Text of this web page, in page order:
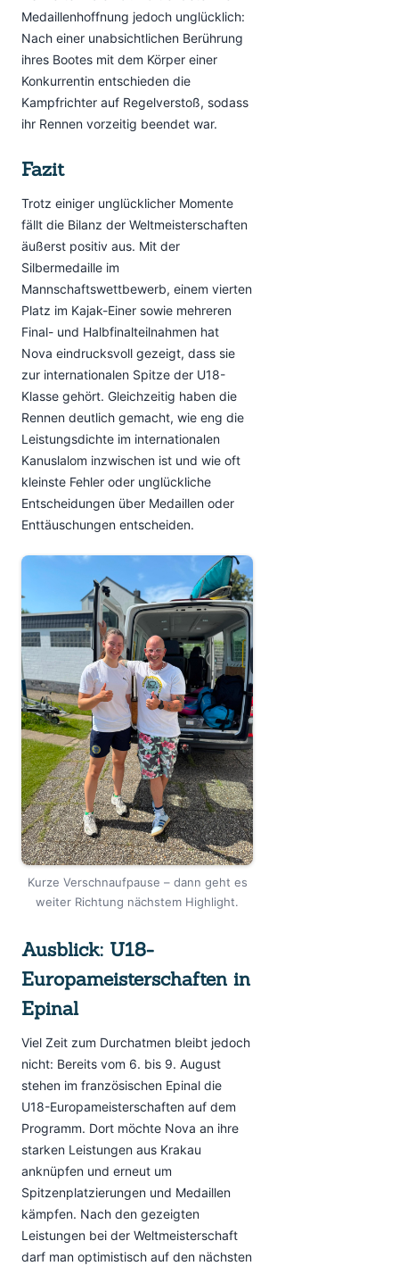
Medaillenhoffnung jedoch unglücklich:
Nach einer unabsichtlichen Berührung
ihres Bootes mit dem Körper einer
Konkurrentin entschieden die
Kampfrichter auf Regelverstoß, sodass
ihr Rennen vorzeitig beendet war.
Fazit
Trotz einiger unglücklicher Momente
fällt die Bilanz der Weltmeisterschaften
äußerst positiv aus. Mit der
Silbermedaille im
Mannschaftswettbewerb, einem vierten
Platz im Kajak-Einer sowie mehreren
Final- und Halbfinalteilnahmen hat
Nova eindrucksvoll gezeigt, dass sie
zur internationalen Spitze der U18-
Klasse gehört. Gleichzeitig haben die
Rennen deutlich gemacht, wie eng die
Leistungsdichte im internationalen
Kanuslalom inzwischen ist und wie oft
kleinste Fehler oder unglückliche
Entscheidungen über Medaillen oder
Enttäuschungen entscheiden.
Kurze Verschnaufpause – dann geht es
weiter Richtung nächstem Highlight.
Ausblick: U18-
Europameisterschaften in
Epinal
Viel Zeit zum Durchatmen bleibt jedoch
nicht: Bereits vom 6. bis 9. August
stehen im französischen Epinal die
U18-Europameisterschaften auf dem
Programm. Dort möchte Nova an ihre
starken Leistungen aus Krakau
anknüpfen und erneut um
Spitzenplatzierungen und Medaillen
kämpfen. Nach den gezeigten
Leistungen bei der Weltmeisterschaft
darf man optimistisch auf den nächsten